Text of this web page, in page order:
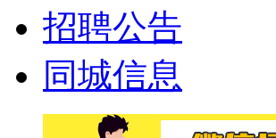
招聘公告
同城信息